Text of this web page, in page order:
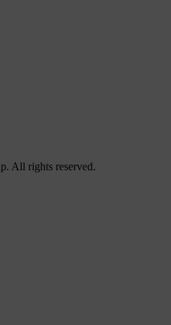
All rights reserved.